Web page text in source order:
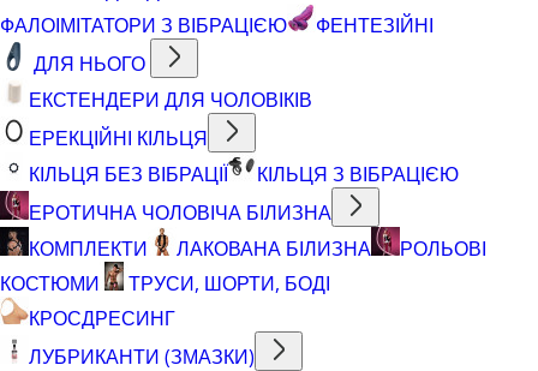
ФАЛОІМІТАТОРИ З ВІБРАЦІЄЮ
ФЕНТЕЗІЙНІ
ДЛЯ НЬОГО
ЕКСТЕНДЕРИ ДЛЯ ЧОЛОВІКІВ
ЕРЕКЦІЙНІ КІЛЬЦЯ
КІЛЬЦЯ БЕЗ ВІБРАЦІЇ
КІЛЬЦЯ З ВІБРАЦІЄЮ
ЕРОТИЧНА ЧОЛОВІЧА БІЛИЗНА
КОМПЛЕКТИ
ЛАКОВАНА БІЛИЗНА
РОЛЬОВІ
КОСТЮМИ
ТРУСИ, ШОРТИ, БОДІ
КРОСДРЕСИНГ
ЛУБРИКАНТИ (ЗМАЗКИ)